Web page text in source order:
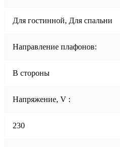
Для гостинной, Для спальни
Направление плафонов:
В стороны
Напряжение, V :
230